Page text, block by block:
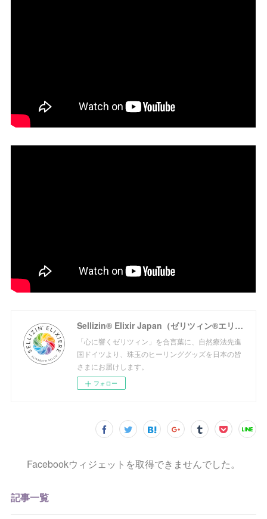
Sellizin® Elixir Japan（ゼリツィン®エリクサージャパン公式サイト）
「心に響くゼリツィン」を合言葉に、自然療法先進
国ドイツより、珠玉のヒーリンググッズを日本の皆
さまにお届けします。
フォロー
Facebookウィジェットを取得できませんでした。
記事一覧